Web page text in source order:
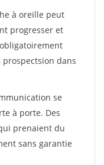
à oreille peut
progresser et
dans
se
à porte. Des
prenaient du
sans garantie